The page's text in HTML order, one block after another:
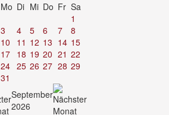
Mo Di Mi Do Fr Sa
1
3 4 5 6 7
8
10 11 12 13 14 15
17 18 19 20 21 22
24 25 26 27 28 29
31
September
2026